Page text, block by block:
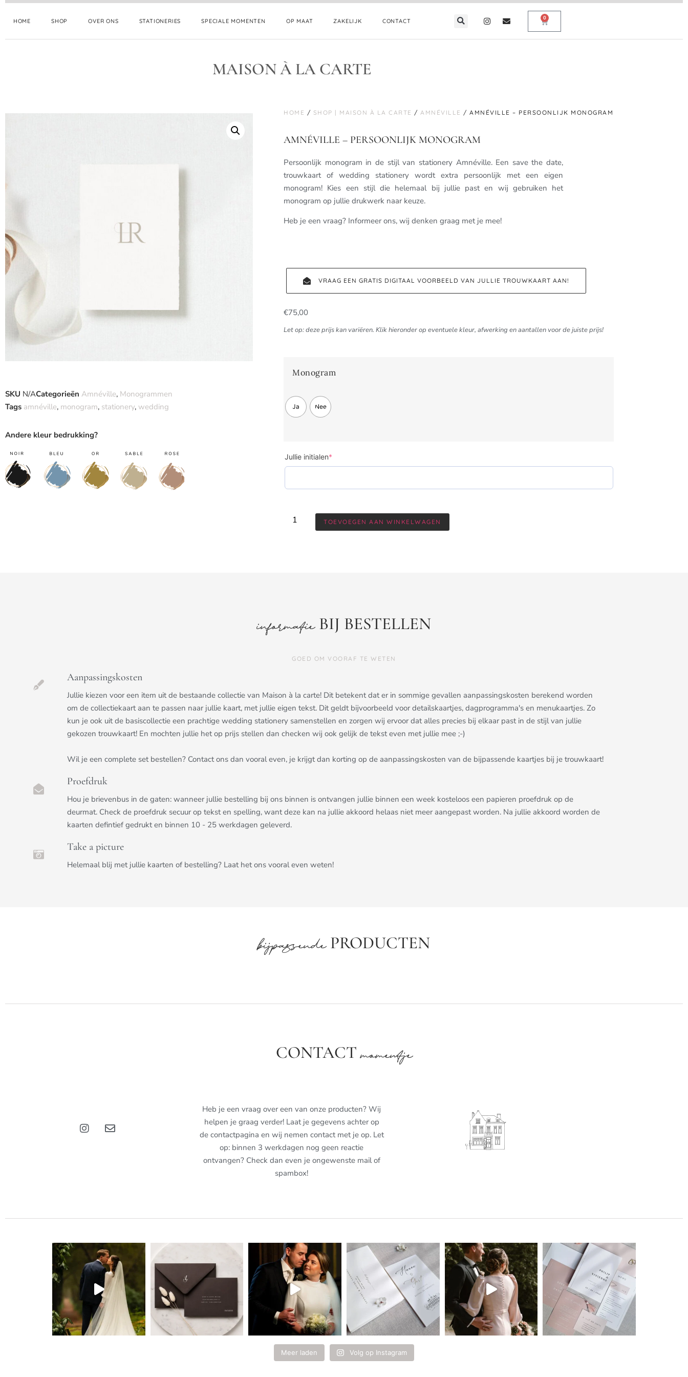
HOME SHOP OVER ONS STATIONERIES SPECIALE MOMENTEN OP MAAT ZAKELIJK CONTACT 0
MAISON À LA CARTE
SKU N/ACategorieën Amnéville, Monogrammen
Tags amnéville, monogram, stationery, wedding
Andere kleur bedrukking?
HOME / SHOP | MAISON À LA CARTE / AMNÉVILLE / AMNÉVILLE – PERSOONLIJK MONOGRAM
AMNÉVILLE – PERSOONLIJK MONOGRAM
Persoonlijk monogram in de stijl van stationery Amnéville. Een save the date,
trouwkaart of wedding stationery wordt extra persoonlijk met een eigen
monogram! Kies een stijl die helemaal bij jullie past en wij gebruiken het
monogram op jullie drukwerk naar keuze.
Heb je een vraag? Informeer ons, wij denken graag met je mee!
VRAAG EEN GRATIS DIGITAAL VOORBEELD VAN JULLIE TROUWKAART AAN!
€75,00
Let op: deze prijs kan variëren. Klik hieronder op eventuele kleur, afwerking en aantallen voor de juiste prijs!
Monogram
Ja Nee
Jullie initialen*
TOEVOEGEN AAN WINKELWAGEN
informatieBIJ BESTELLEN
GOED OM VOORAF TE WETEN
Aanpassingskosten
Jullie kiezen voor een item uit de bestaande collectie van Maison à la carte! Dit betekent dat er in sommige gevallen aanpassingskosten berekend worden
om de collectiekaart aan te passen naar jullie kaart, met jullie eigen tekst. Dit geldt bijvoorbeeld voor detailskaartjes, dagprogramma's en menukaartjes. Zo
kun je ook uit de basiscollectie een prachtige wedding stationery samenstellen en zorgen wij ervoor dat alles precies bij elkaar past in de stijl van jullie
gekozen trouwkaart! En mochten jullie het op prijs stellen dan checken wij ook gelijk de tekst even met jullie mee ;-)
Wil je een complete set bestellen? Contact ons dan vooral even, je krijgt dan korting op de aanpassingskosten van de bijpassende kaartjes bij je trouwkaart!
Proefdruk
Hou je brievenbus in de gaten: wanneer jullie bestelling bij ons binnen is ontvangen jullie binnen een week kosteloos een papieren proefdruk op de
deurmat. Check de proefdruk secuur op tekst en spelling, want deze kan na jullie akkoord helaas niet meer aangepast worden. Na jullie akkoord worden de
kaarten defintief gedrukt en binnen 10 - 25 werkdagen geleverd.
Take a picture
Helemaal blij met jullie kaarten of bestelling? Laat het ons vooral even weten!
bijpassendePRODUCTEN
CONTACTmomentje
Heb je een vraag over een van onze producten? Wij
helpen je graag verder! Laat je gegevens achter op
de contactpagina en wij nemen contact met je op. Let
op: binnen 3 werkdagen nog geen reactie
ontvangen? Check dan even je ongewenste mail of
spambox!
Meer laden Volg op Instagram